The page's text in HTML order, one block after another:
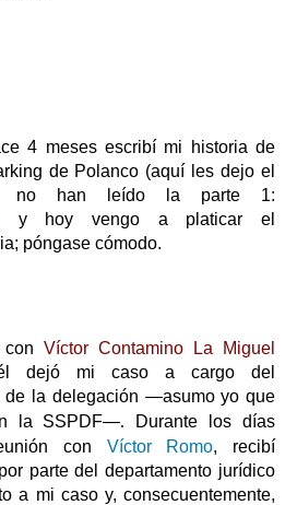
4 meses escribí mi historia de
de Polanco (aquí les dejo el
no han leído la parte 1:
y hoy vengo a platicar el
póngase cómodo.
Víctor Contamino La Miguel
dejó mi caso a cargo del
de la delegación —asumo yo que
la SSPDF—. Durante los días
con Víctor Romo, recibí
parte del departamento jurídico
a mi caso y, consecuentemente,